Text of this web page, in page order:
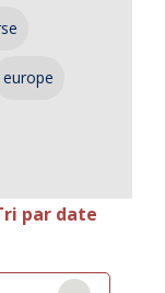
europe
par date